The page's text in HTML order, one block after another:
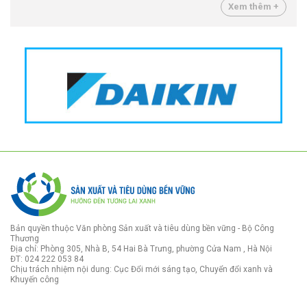
Xem thêm +
Bản quyền thuộc Văn phòng Sản xuất và tiêu dùng bền vững - Bộ Công
Thương
Địa chỉ: Phòng 305, Nhà B, 54 Hai Bà Trưng, phường Cửa Nam , Hà Nội
ĐT: 024 222 053 84
Chịu trách nhiệm nội dung: Cục Đổi mới sáng tạo, Chuyển đổi xanh và
Khuyến công